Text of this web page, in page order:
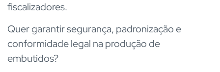
fiscalizadores.
Quer garantir segurança, padronização e
conformidade legal na produção de
embutidos?